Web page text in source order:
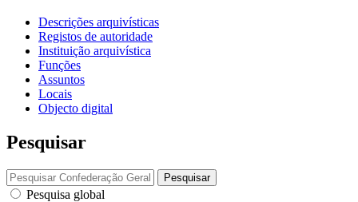
Descrições arquivísticas
Registos de autoridade
Instituição arquivística
Funções
Assuntos
Locais
Objecto digital
Pesquisar
Pesquisar
Pesquisa global